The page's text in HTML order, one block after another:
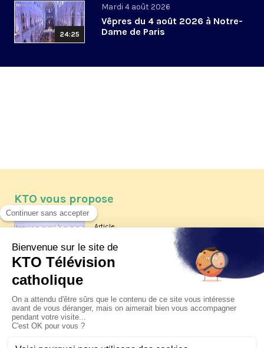
24:25
Mardi 4 août 2026
Vêpres du 4 août 2026 à Notre-
Dame de Paris
KTO vous propose
Article
Les reportages d'été 2026 de KTO
La visite pastorale du pape Léon
XIV à Assise à suivre sur KTO le
jeudi 6 août